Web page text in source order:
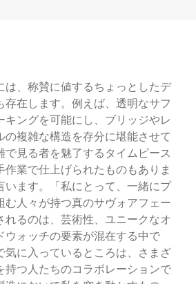
は、称賛に値するちょっとしたデ
存在します。例えば、透明なサフ
キングを可能にし、ブリッジやレ
の複雑な構造を存分に堪能させて
で見る者を魅了するタイムピース
作業で仕上げられたものもありま
います。「私にとって、一緒にプ
む人々が持つ真のサヴォアフェー
れるのは、芸術性、ユニークなオ
ウォッチの要素が混在する中で
気に入っているところは、さまざ
持つ人たちのコラボレーションで